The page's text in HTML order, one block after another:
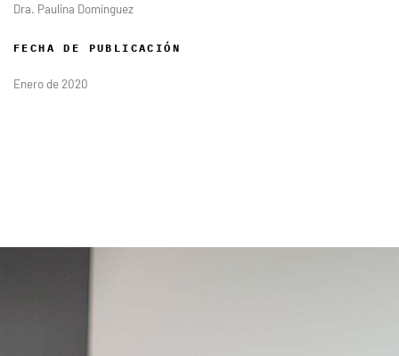
Dra. Paulina Domínguez
FECHA DE PUBLICACIÓN
Enero de 2020